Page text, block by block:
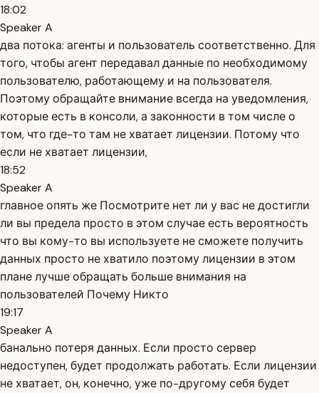
18:02
Speaker A
два потока: агенты и пользователь соответственно. Для
того, чтобы агент передавал данные по необходимому
пользователю, работающему и на пользователя.
Поэтому обращайте внимание всегда на уведомления,
которые есть в консоли, а законности в том числе о
том, что где-то там не хватает лицензии. Потому что
если не хватает лицензии,
18:52
Speaker A
главное опять же Посмотрите нет ли у вас не достигли
ли вы предела просто в этом случае есть вероятность
что вы кому-то вы используете не сможете получить
данных просто не хватило поэтому лицензии в этом
плане лучше обращать больше внимания на
пользователей Почему Никто
19:17
Speaker A
банально потеря данных. Если просто сервер
недоступен, будет продолжать работать. Если лицензии
не хватает, он, конечно, уже по-другому себя будет